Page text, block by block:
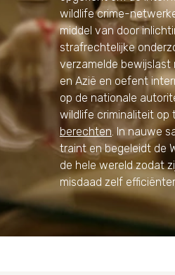
wildlife crime-
middel van door
strafrechtelijke
verzamelde bewijslast
en Azië en oefent
op de nationale
wildlife criminaliteit op
berechten. In nauwe
traint en begeleidt de
de hele wereld zodat
misdaad zelf